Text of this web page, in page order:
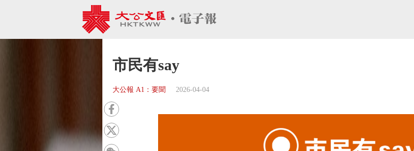
市民有say
大公報 A1：要聞 2026-04-04